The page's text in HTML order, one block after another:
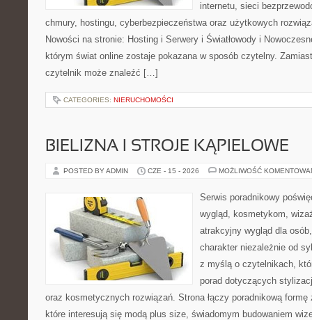
internetu, sieci
chmury, hostingu, cyberbezpieczeństwa oraz użytkowych
Nowości na stronie: Hosting i Serwery i Światłowody i
którym świat online zostaje pokazana w sposób czytelny.
czytelnik może znaleźć […]
CATEGORIES: NIERUCHOMOŚCI
BIELIZNA I STROJE KĄPIELOWE
POSTED BY ADMIN CZE - 15 - 2026 MOŻLIWOŚĆ
Serwis poradnikowy
wygląd, kosmetykom,
atrakcyjny wygląd dla
charakter niezależnie od
z myślą o czytelnikach,
porad dotyczących
oraz kosmetycznych rozwiązań. Strona łączy poradnikową
które interesują się modą plus size, świadomym budowaniem